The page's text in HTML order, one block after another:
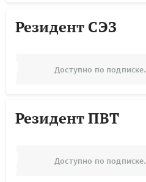
Резидент СЭЗ
Доступно по подписке.
Резидент ПВТ
Доступно по подписке.